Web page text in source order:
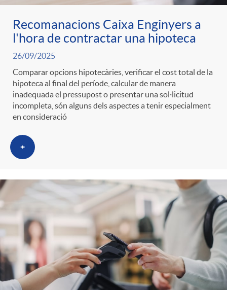
Recomanacions Caixa Enginyers a
l'hora de contractar una hipoteca
26/09/2025
Comparar opcions hipotecàries, verificar el cost total de la
hipoteca al final del període, calcular de manera
inadequada el pressupost o presentar una sol·licitud
incompleta, són alguns dels aspectes a tenir especialment
en consideració
+